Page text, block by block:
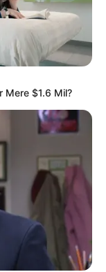
ΟΡΟΙ ΧΡΗΣΗΣ
Mere $1.6 Mil?